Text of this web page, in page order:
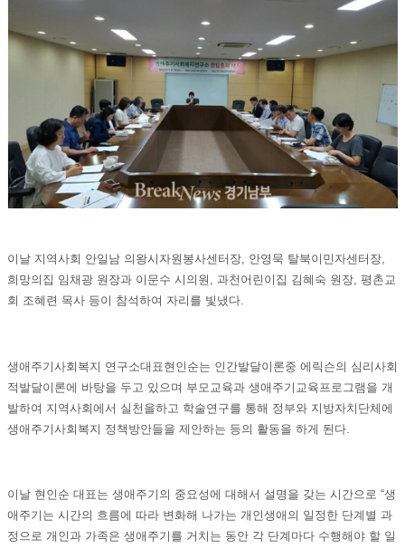
이날 지역사회 안일남 의왕시자원봉사센터장, 안영묵 탈북이민자센터장,
희망의집 임채광 원장과 이문수 시의원, 과천어린이집 김혜숙 원장, 평촌교
회 조혜련 목사 등이 참석하여 자리를 빛냈다.
생애주기사회복지 연구소대표현인순는 인간발달이론중 에릭슨의 심리사회
적발달이론에 바탕을 두고 있으며 부모교육과 생애주기교육프로그램을 개
발하여 지역사회에서 실천을하고 학술연구를 통해 정부와 지방자치단체에
생애주기사회복지 정책방안들을 제안하는 등의 활동을 하게 된다.
이날 현인순 대표는 생애주기의 중요성에 대해서 설명을 갖는 시간으로 “생
애주기는 시간의 흐름에 따라 변화해 나가는 개인생애의 일정한 단계별 과
정으로 개인과 가족은 생애주기를 거치는 동안 각 단계마다 수행해야 할 일